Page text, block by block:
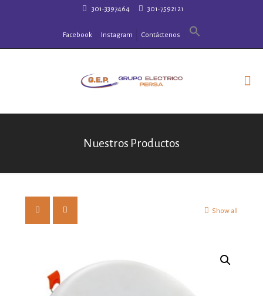
301-3397464 301-7592121
Facebook Instagram Contáctenos
Nuestros Productos
Show all